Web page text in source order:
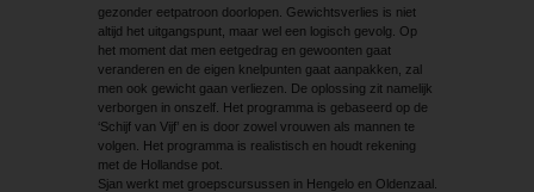
gezonder eetpatroon doorlopen. Gewichtsverlies is niet
altijd het uitgangspunt, maar wel een logisch gevolg. Op
het moment dat men eetgedrag en gewoonten gaat
veranderen en de eigen knelpunten gaat aanpakken, zal
men ook gewicht gaan verliezen. De oplossing zit namelijk
verborgen in onszelf. Het programma is gebaseerd op de
‘Schijf van Vijf’ en is door zowel vrouwen als mannen te
volgen. Het programma is realistisch en houdt rekening
met de Hollandse pot.
Sjan werkt met groepscursussen in Hengelo en Oldenzaal.